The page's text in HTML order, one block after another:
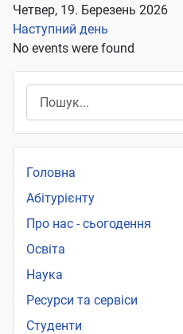
Четвер, 19. Березень 2026
Наступний день
No events were found
Головна
Абітурієнту
Про нас - сьогодення
Освіта
Наука
Ресурси та сервіси
Студенти